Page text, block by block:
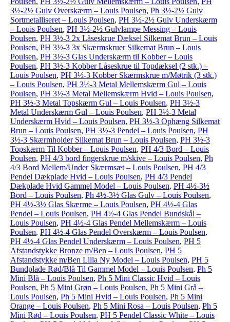
3½-2½ Gulv Overskærm – Louis Poulsen, Ph 3½-2½ Gulv
Sortmetalliseret – Louis Poulsen, PH 3½-2½ Gulv Underskærm
– Louis Poulsen, PH 3½-2½ Gulvlampe Messing – Louis
Poulsen, PH 3½-3 2x Låseskrue Dæksel Silkemat Brun – Louis
Poulsen, PH 3½-3 3x Skærmskruer Silkemat Brun – Louis
Poulsen, PH 3½-3 Glas Underskærm til Kobber – Louis
Poulsen, PH 3½-3 Kobber Låseskrue til Topdæksel (2 stk.) –
Louis Poulsen, PH 3½-3 Kobber Skærmskrue m/Møtrik (3 stk.)
– Louis Poulsen, PH 3½-3 Metal Mellemskærm Gul – Louis
Poulsen, PH 3½-3 Metal Mellemskærm Hvid – Louis Poulsen,
PH 3½-3 Metal Topskærm Gul – Louis Poulsen, PH 3½-3
Metal Underskærm Gul – Louis Poulsen, PH 3½-3 Metal
Underskærm Hvid – Louis Poulsen, PH 3½-3 Ophæng Silkemat
Brun – Louis Poulsen, PH 3½-3 Pendel – Louis Poulsen, PH
3½-3 Skærmholder Silkemat Brun – Louis Poulsen, PH 3½-3
Topskærm Til Kobber – Louis Poulsen, PH 4/3 Bord – Louis
Poulsen, PH 4/3 bord fingerskrue m/skive – Louis Poulsen, Ph
4/3 Bord Mellem/Under Skærmsæt – Louis Poulsen, PH 4/3
Pendel Dækplade Hvid – Louis Poulsen, PH 4/3 Pendel
Dækplade Hvid Gammel Model – Louis Poulsen, PH 4½-3½
Bord – Louis Poulsen, Ph 4½-3½ Glas Gulv – Louis Poulsen,
PH 4½-3½ Glas Skærme – Louis Poulsen, PH 4½-4 Glas
Pendel – Louis Poulsen, PH 4½-4 Glas Pendel Bundskål –
Louis Poulsen, PH 4½-4 Glas Pendel Mellemskærm – Louis
Poulsen, PH 4½-4 Glas Pendel Overskærm – Louis Poulsen,
PH 4½-4 Glas Pendel Underskærm – Louis Poulsen, PH 5
Afstandstykke Bronze m/Ben – Louis Poulsen, PH 5
Afstandstykke m/Ben Lilla Ny Model – Louis Poulsen, PH 5
Bundplade Rød/Blå Til Gammel Model – Louis Poulsen, Ph 5
Mini Blå – Louis Poulsen, Ph 5 Mini Classic Hvid – Louis
Poulsen, Ph 5 Mini Grøn – Louis Poulsen, Ph 5 Mini Grå –
Louis Poulsen, Ph 5 Mini Hvid – Louis Poulsen, Ph 5 Mini
Orange – Louis Poulsen, Ph 5 Mini Rosa – Louis Poulsen, Ph 5
Mini Rød – Louis Poulsen, PH 5 Pendel Classic White – Louis